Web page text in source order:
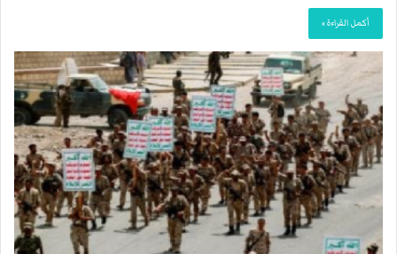
أكمل القراءة »